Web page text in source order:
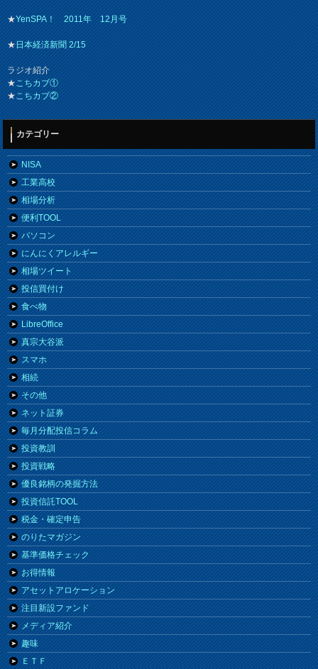
★YenSPA！ 2011年 12月号
★日本経済新聞 2/15
ラジオ紹介
★こちカブ①
★こちカブ②
カテゴリー
NISA
工業高校
相場分析
便利TOOL
パソコン
にんにくアレルギー
相場ツイート
投信買付け
食べ物
LibreOffice
真宗大谷派
スマホ
相続
その他
ネット証券
毎月分配投信コラム
投資教訓
投資戦略
優良銘柄の発掘方法
投資信託TOOL
税金・確定申告
のりたマガジン
基準価格チェック
お得情報
アセットアロケーション
注目新設ファンド
メディア紹介
趣味
ＥＴＦ